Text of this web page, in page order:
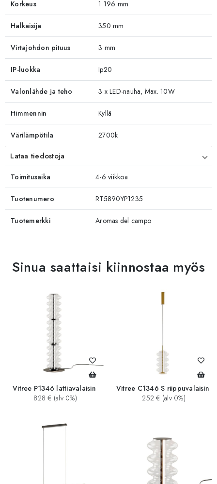
Korkeus 1 196 mm
Halkaisija 350 mm
Virtajohdon pituus 3 mm
IP-luokka Ip20
Valonlähde ja teho 3 x LED-nauha, Max. 10W
Himmennin Kyllä
Värilämpötila 2700k
Lataa tiedostoja
Toimitusaika 4-6 viikkoa
Tuotenumero RT5890YP1235
Tuotemerkki Aromas del campo
Sinua saattaisi kiinnostaa myös
Vitree P1346 lattiavalaisin
828 € (alv 0%)
Vitree C1346 S riippuvalaisin
252 € (alv 0%)